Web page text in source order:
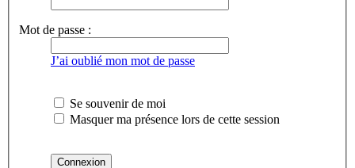
Mot de passe :
J’ai oublié mon mot de passe
Se souvenir de moi
Masquer ma présence lors de cette session